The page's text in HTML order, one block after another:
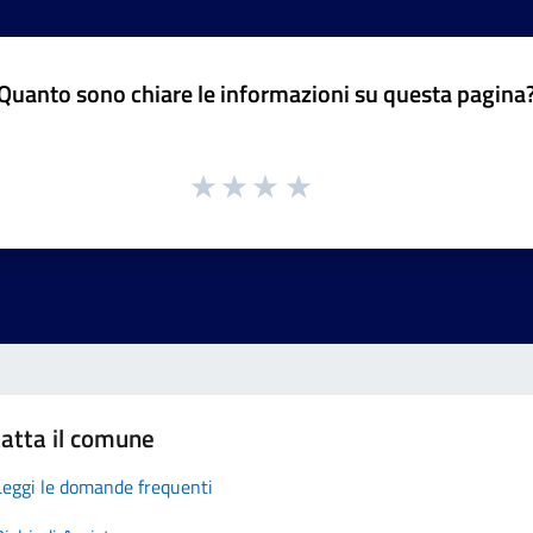
sono chiare le informazioni su questa
il comune
le domande frequenti